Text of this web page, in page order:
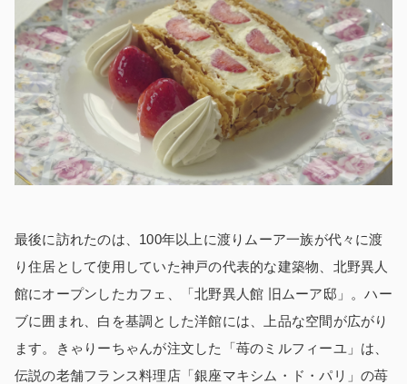
最後に訪れたのは、100年以上に渡りムーア一族が代々に渡
り住居として使用していた神戸の代表的な建築物、北野異人
館にオープンしたカフェ、
「北野異人館 旧ムーア邸 」
。ハー
ブに囲まれ、白を基調とした洋館には、上品な空間が広がり
ます。きゃりーちゃんが注文した「苺のミルフィーユ」は、
伝説の老舗フランス料理店「銀座マキシム・ド・パリ」の苺